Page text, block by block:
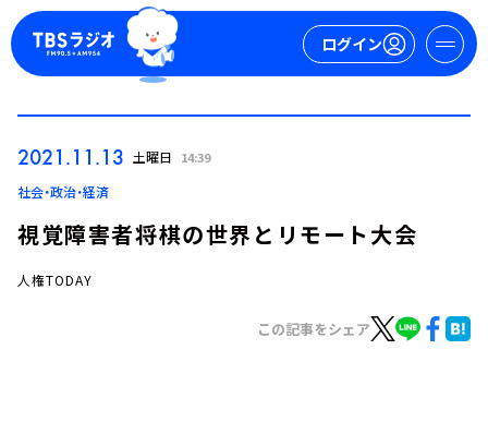
ログイン
2021.11.13 土曜日 14:39
社会・政治・経済
視覚障害者将棋の世界とリモート大会
人権TODAY
この記事をシェア